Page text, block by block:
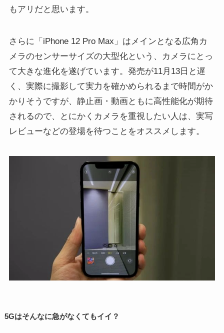
もアリだと思います。
さらに「iPhone 12 Pro Max」はメインとなる広角カ
メラのセンサーサイズの大型化という、カメラにとっ
て大きな進化を遂げています。発売が11月13日と遅
く、実際に撮影して実力を確かめられるまで時間がか
かりそうですが、静止画・動画ともに高性能化が期待
されるので、とにかくカメラを重視したい人は、実写
レビューなどの登場を待つことをオススメします。
5Gはそんなに急がなくてもイイ？